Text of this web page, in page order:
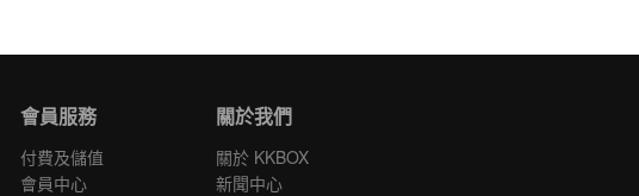
會員服務
付費及儲值
會員中心
關於我們
關於 KKBOX
新聞中心